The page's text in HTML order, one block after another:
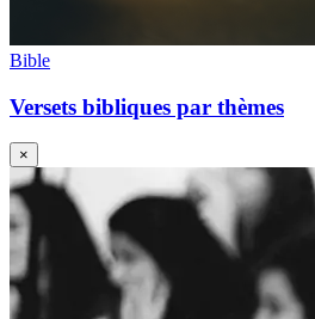
Bible
Versets bibliques par thèmes
×